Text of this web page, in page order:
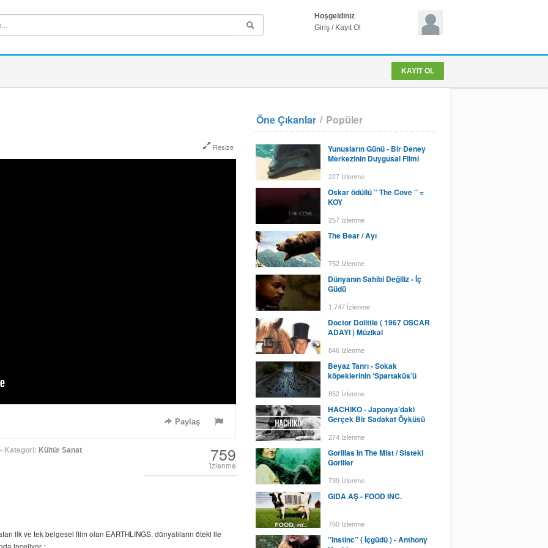
Hoşgeldiniz
Giriş/ Kayıt Ol
KAYIT OL
Resize
Paylaş
Kategori: Kültür Sanat 759
i̇zlenme
ilk ve tek belgesel film olan EARTHLINGS, dünyalıların öteki ile
Öne Çıkanlar / Popüler
Yunusların Günü - Bir Deney
Merkezinin Duygusal Filmi
227 İzlenme
Oskar ödüllü ’’ The Cove ’’ =
KOY
257 İzlenme
The Bear / Ayı
752 İzlenme
Dünyanın Sahibi Değiliz - İç
Güdü
1,747 İzlenme
Doctor Dolittle ( 1967 OSCAR
ADAYI ) Müzikal
846 İzlenme
Beyaz Tanrı - Sokak
köpeklerinin ‘Spartaküs’ü
852 İzlenme
HACHIKO - Japonya’daki
Gerçek Bir Sadakat Öyküsü
274 İzlenme
Gorillas In The Mist / Sisteki
Goriller
739 İzlenme
GIDA AŞ - FOOD INC.
760 İzlenme
’’Instinc’’ ( İçgüdü ) - Anthony